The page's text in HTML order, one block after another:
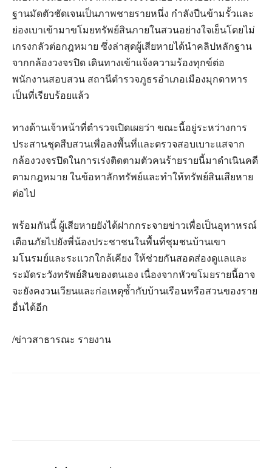
ฐานมัดตัวชัดเจนเป็นภาพชายรายหนึ่ง กำลังปีนข้ามรั้วและ
ย่องเบาเข้ามาขโมยทรัพย์สินภายในสวนอย่างใจเย็นโดยไม่
เกรงกลัวต่อกฎหมาย ซึ่งล่าสุดผู้เสียหายได้นำคลิปหลักฐาน
จากกล้องวงจรปิด เดินทางเข้าแจ้งความร้องทุกข์ต่อ
พนักงานสอบสวน สถานีตำรวจภูธรอำเภอเมืองมุกดาหาร
เป็นที่เรียบร้อยแล้ว
ทางด้านเจ้าหน้าที่ตำรวจเปิดเผยว่า ขณะนี้อยู่ระหว่างการ
ประสานชุดสืบสวนเพื่อลงพื้นที่และตรวจสอบเบาะแสจาก
กล้องวงจรปิดในการเร่งติดตามตัวคนร้ายรายนี้มาดำเนินคดี
ตามกฎหมาย ในข้อหาลักทรัพย์และทำให้ทรัพย์สินเสียหาย
ต่อไป
พร้อมกันนี้ ผู้เสียหายยังได้ฝากกระจายข่าวเพื่อเป็นอุทาหรณ์
เตือนภัยไปยังพี่น้องประชาชนในพื้นที่ชุมชนบ้านเขา
มโนรมย์และระแวกใกล้เคียง ให้ช่วยกันสอดส่องดูแลและ
ระมัดระวังทรัพย์สินของตนเอง เนื่องจากหัวขโมยรายนี้อาจ
จะยังคงวนเวียนและก่อเหตุซ้ำกับบ้านเรือนหรือสวนของราย
อื่นได้อีก
/ข่าวสาธารณะ รายงาน